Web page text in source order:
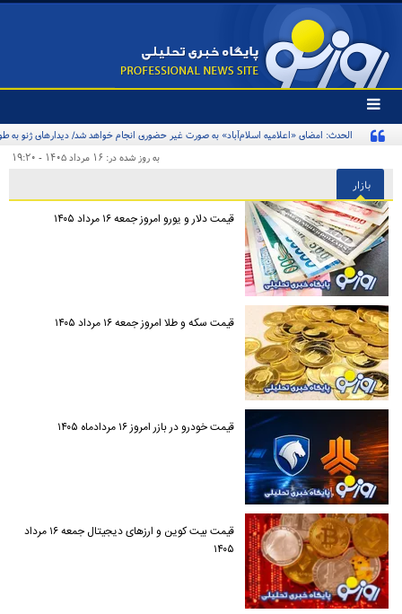
تغییر
وضعیت
منوی
ها
به روز شده در: ۱۶ مرداد ۱۴۰۵ - ۱۹:۲۰
بازار
قیمت دلار و یورو امروز جمعه ۱۶ مرداد ۱۴۰۵
قیمت سکه و طلا امروز جمعه ۱۶ مرداد ۱۴۰۵
قیمت خودرو در بازر امروز ۱۶ مردادماه ۱۴۰۵
قیمت بیت کوین و ارز‌های دیجیتال جمعه ۱۶ مرداد
۱۴۰۵